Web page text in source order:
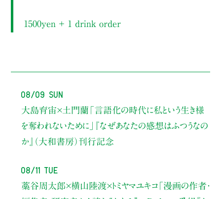
1500yen ＋ 1 drink order
08/09 Sun
大島育宙×土門蘭 「言語化の時代に私という生き様
を奪われないために」
『なぜあなたの感想はふつうなの
か』（大和書房）刊行記念
08/11 Tue
藁谷周太郎×横山陸渡×トミヤマユキコ「漫画の作者・